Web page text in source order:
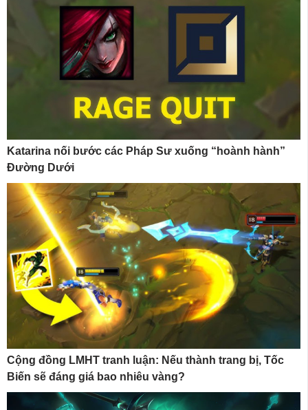
Katarina nối bước các Pháp Sư xuống “hoành hành”
Đường Dưới
Cộng đồng LMHT tranh luận: Nếu thành trang bị, Tốc
Biến sẽ đáng giá bao nhiêu vàng?